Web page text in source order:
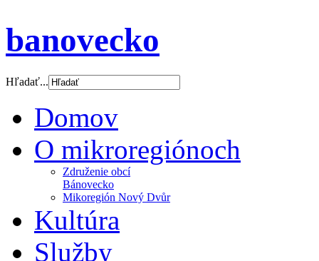
banovecko
Hľadať...
Domov
O mikroregiónoch
Združenie obcí
Bánovecko
Mikoregión Nový Dvůr
Kultúra
Služby